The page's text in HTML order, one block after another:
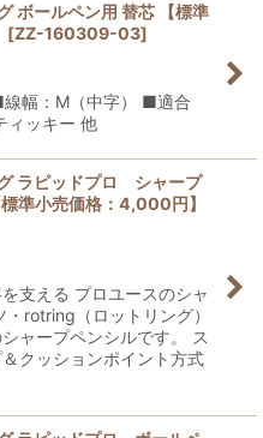
ボールペン用 替芯 【標準
[ZZ-160309-03]
幅：M（中字） ■適合
ィッキー 他
ラピッドプロ シャープ
準小売価格：4,000円】
支える プロユースのシャ
rotring（ロットリング）
ャープペンシルです。 ス
クッションポイント方式